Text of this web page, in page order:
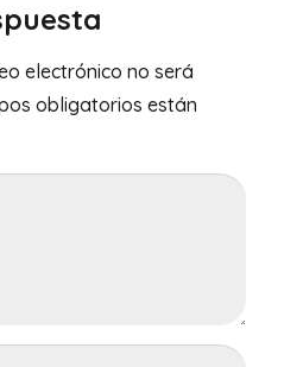
electrónico no será
obligatorios están